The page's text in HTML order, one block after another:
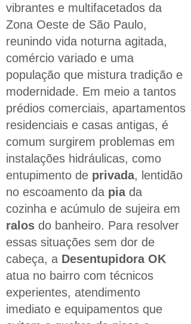
vibrantes e multifacetados da
Zona Oeste de São Paulo,
reunindo vida noturna agitada,
comércio variado e uma
população que mistura tradição e
modernidade. Em meio a tantos
prédios comerciais, apartamentos
residenciais e casas antigas, é
comum surgirem problemas em
instalações hidráulicas, como
entupimento de privada, lentidão
no escoamento da piada
cozinha e acúmulo de sujeira em
ralos do banheiro. Para resolver
essas situações sem dor de
cabeça, a Desentupidora OK
atua no bairro com técnicos
experientes, atendimento
imediato e equipamentos que